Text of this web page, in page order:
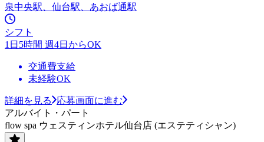
泉中央駅、仙台駅、あおば通駅
シフト
1日5時間 週4日からOK
交通費支給
未経験OK
詳細を見る
応募画面に進む
アルバイト・パート
flow spa ウェスティンホテル仙台店 (エステティシャン)